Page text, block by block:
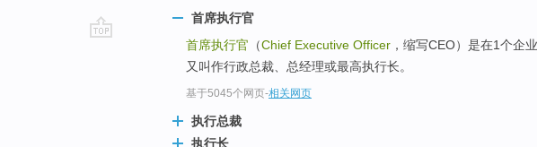
首席执行官
首席执行官 （Chief Executive Officer ，缩写CEO）是在1个企
又叫作行政总裁、总经理或最高执行长。
基于5045个网页-相关网页
执行总裁
执行长